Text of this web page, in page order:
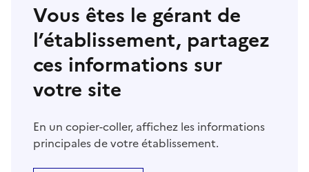
Vous êtes le gérant de
l’établissement, partagez
ces informations sur
votre site
En un copier-coller, affichez les informations
principales de votre établissement.